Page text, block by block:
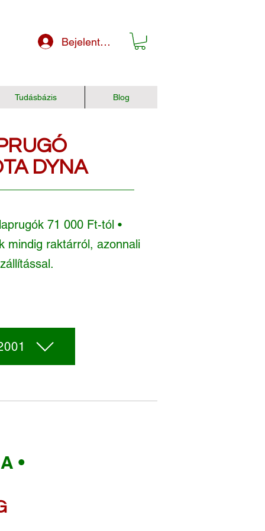
Bejelentkezés
Tudásbázis Blog
DYNA
71 000 Ft-tól •
mindig raktárról, azonnali
•